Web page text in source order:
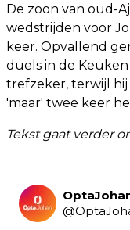
De zoon van oud-
wedstrijden voor
keer. Opvallend
duels in de Keuken
trefzeker, terwijl hij
'maar' twee keer
Tekst gaat verder
@